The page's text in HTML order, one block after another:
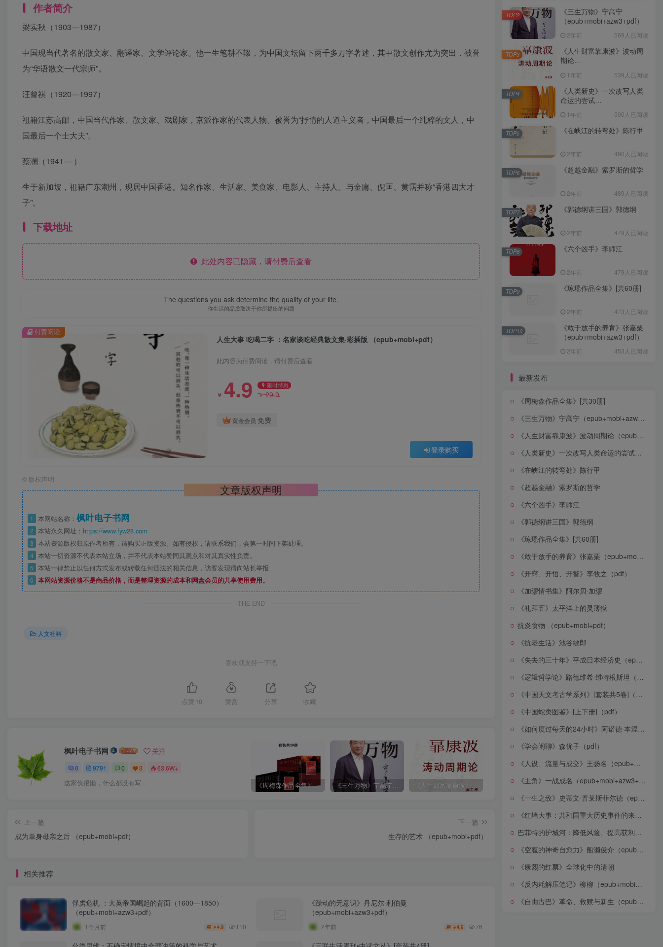
作者简介
梁实秋（1903—1987）
中国现当代著名的散文家、翻译家、文学评论家。他一生笔耕不辍，为中国文坛留下两千多万字著述，其中散文创作尤为突出，被誉
为“华语散文一代宗师”。
汪曾祺（1920—1997）
祖籍江苏高邮，中国当代作家、散文家、戏剧家，京派作家的代表人物。被誉为“抒情的人道主义者，中国最后一个纯粹的文人，中
国最后一个士大夫”。
蔡澜（1941— ）
生于新加坡，祖籍广东潮州，现居中国香港。知名作家、生活家、美食家、电影人、主持人。与金庸、倪匡、黄霑并称“香港四大才
子”。
下载地址
此处内容已隐藏，请付费后查看
The questions you ask determine the quality of your life.
你生活的品质取决于你所提出的问题
人生大事 吃喝二字 ：名家谈吃经典散文集·彩插版 （epub+mobi+pdf）
此内容为付费阅读，请付费后查看
￥ 4.9 限时特惠
￥29.9
黄金会员 免费
登录购买
付费阅读
© 版权声明
文章版权声明
1 本网站名称： 枫叶电子书网
2 本站永久网址： https://www.fyw28.com
3 本站资源版权归原作者所有，请购买正版资源。如有侵权，请联系我们，会第一时间下架处理。
4 本站一切资源不代表本站立场，并不代表本站赞同其观点和对其真实性负责。
5 本站一律禁止以任何方式发布或转载任何违法的相关信息，访客发现请向站长举报
6 本网站资源价格不是商品价格，而是整理资源的成本和网盘会员的共享使用费用。
THE END
人文社科
喜欢就支持一下吧
点赞 10 赞赏 分享 收藏
枫叶电子书网 关注
0 9791 0 3 63.6W+
这家伙很懒，什么都没有写... 《周梅森作品全集》[共30册] 《三生万物》宁高宁（epub+mobi+azw3+pdf） 《人生财富靠康波》波动周期论（epub+mobi+azw3+pdf） 《人类新史》一次改写人类命运的尝试（epub+mobi+azw3+pdf） 《在峡江的转弯处》陈行甲
上一篇
成为单身母亲之后 （epub+mobi+pdf）
下一篇
生存的艺术 （epub+mobi+pdf）
相关推荐
俘虏危机 ：大英帝国崛起的背面（1600—1850）
（epub+mobi+azw3+pdf）
1个月前 ￥4.9 110
《躁动的无意识》丹尼尔·利伯曼
（epub+mobi+azw3+pdf）
2年前 ￥4.9 76
《三生万物》宁高宁
（epub+mobi+azw3+pdf）
2年前 569人已阅读
TOP2
《人生财富靠康波》波动周
期论
1年前 539人已阅读
TOP3
《人类新史》一次改写人类
命运的尝试
1年前 500人已阅读
TOP4
《在峡江的转弯处》陈行甲
2年前 490人已阅读
TOP5
《超越金融》索罗斯的哲学
2年前 489人已阅读
TOP6
《郭德纲讲三国》郭德纲
2年前 479人已阅读
TOP7
《六个凶手》李师江
2年前 479人已阅读
TOP8
《琼瑶作品全集》[共60册]
2年前 473人已阅读
TOP9
《敢于放手的养育》张嘉栗
（epub+mobi+azw3+pdf）
2年前 453人已阅读
TOP10
最新发布
《周梅森作品全集》[共30册]
《三生万物》宁高宁（epub+mobi+azw3+pdf）
《人生财富靠康波》波动周期论（epub+mobi+azw3+pdf）
《人类新史》一次改写人类命运的尝试（epub+mobi+azw3+pdf）
《在峡江的转弯处》陈行甲
《超越金融》索罗斯的哲学
《六个凶手》李师江
《郭德纲讲三国》郭德纲
《琼瑶作品全集》[共60册]
《敢于放手的养育》张嘉栗（epub+mobi+azw3+pdf）
《开窍、开悟、开智》李牧之（pdf）
《加缪情书集》阿尔贝·加缪
《礼拜五》太平洋上的灵薄狱
抗炎食物 （epub+mobi+pdf）
《抗老生活》池谷敏郎
《失去的三十年》平成日本经济史（epub+mobi+azw3+pdf）
《逻辑哲学论》路德维希·维特根斯坦（epub+mobi+azw3+pdf）
《中国天文考古学系列》[套装共5卷]（epub+mobi+azw3+pdf）
《中国蛇类图鉴》[上下册]（pdf）
《如何度过每天的24小时》阿诺德·本涅特（epub+mobi+azw3+pdf）
《学会闲聊》森优子（pdf）
《人设、流量与成交》王扬名（epub+mobi+azw3+pdf）
《主角》一战成名（epub+mobi+azw3+pdf）
《一生之敌》史蒂文·普莱斯菲尔德（epub+mobi+azw3+pdf）
《红墙大事：共和国重大历史事件的来龙去脉》（全二册）（pdf）
巴菲特的护城河：降低风险、提高获利的股市真规则(epub+azw3+mobi)
《空腹的神奇自愈力》船濑俊介（epub+mobi+azw3+pdf）
《康熙的红票》全球化中的清朝
《反内耗解压笔记》柳柳（epub+mobi+azw3+pdf）
《自由古巴》革命、救赎与新生（epub+mobi+azw3+pdf）